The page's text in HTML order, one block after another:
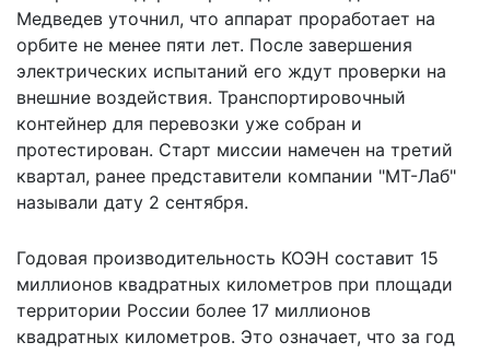
Медведев уточнил, что аппарат проработает на
орбите не менее пяти лет. После завершения
электрических испытаний его ждут проверки на
внешние воздействия. Транспортировочный
контейнер для перевозки уже собран и
протестирован. Старт миссии намечен на третий
квартал, ранее представители компании "МТ-Лаб"
называли дату 2 сентября.
Годовая производительность КОЭН составит 15
миллионов квадратных километров при площади
территории России более 17 миллионов
квадратных километров. Это означает, что за год